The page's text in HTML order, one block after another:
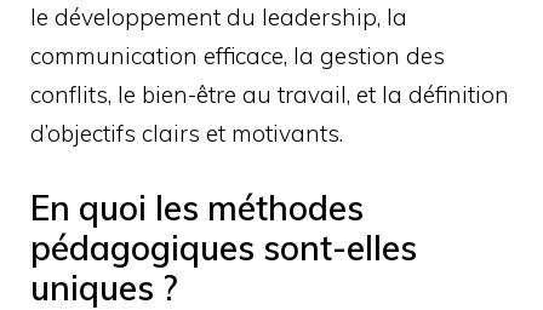
le développement du leadership, la
communication efficace, la gestion des
conflits, le bien-être au travail, et la définition
d’objectifs clairs et motivants.
En quoi les méthodes
pédagogiques sont-elles
uniques ?